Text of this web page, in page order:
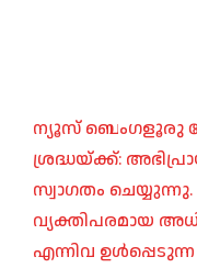
ന്യൂസ് ബെംഗളൂരു
ശ്രദ്ധയ്ക്ക്:
സ്വാഗതം ചെയ്യുന്നു.
വ്യക്തിപരമായ
എന്നിവ